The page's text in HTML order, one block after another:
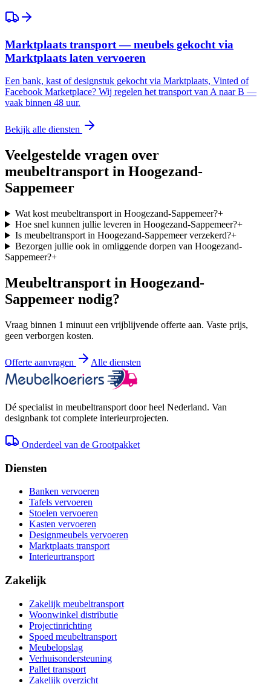
Marktplaats transport — meubels gekocht via
Marktplaats laten vervoeren
Een bank, kast of designstuk gekocht via Marktplaats, Vinted of
Facebook Marketplace? Wij regelen het transport van A naar B —
vaak binnen 48 uur.
Bekijk alle diensten
Veelgestelde vragen over
meubeltransport in Hoogezand-
Sappemeer
Wat kost meubeltransport in Hoogezand-Sappemeer?+
Hoe snel kunnen jullie leveren in Hoogezand-Sappemeer?+
Is meubeltransport in Hoogezand-Sappemeer verzekerd?+
Bezorgen jullie ook in omliggende dorpen van Hoogezand-
Sappemeer?+
Meubeltransport in Hoogezand-
Sappemeer nodig?
Vraag binnen 1 minuut een vrijblijvende offerte aan. Vaste prijs,
geen verborgen kosten.
Offerte aanvragen Alle diensten
Dé specialist in meubeltransport door heel Nederland. Van
designbank tot complete interieurprojecten.
Onderdeel van de Grootpakket
Diensten
Banken vervoeren
Tafels vervoeren
Stoelen vervoeren
Kasten vervoeren
Designmeubels vervoeren
Marktplaats transport
Interieurtransport
Zakelijk
Zakelijk meubeltransport
Woonwinkel distributie
Projectinrichting
Spoed meubeltransport
Meubelopslag
Verhuisondersteuning
Pallet transport
Zakelijk overzicht